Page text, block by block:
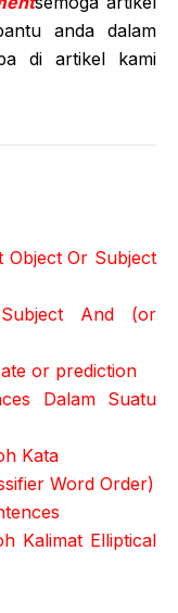
anda dalam
di artikel kami
Object Or Subject
And (or
or prediction
Dalam Suatu
Kata
Word Order)
Kalimat Elliptical